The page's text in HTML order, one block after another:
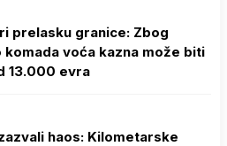
prelasku granice: Zbog
komada voća kazna može biti
13.000 evra
haos: Kilometarske